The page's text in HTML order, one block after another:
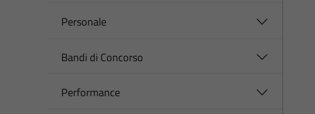
Personale
Bandi di Concorso
Performance